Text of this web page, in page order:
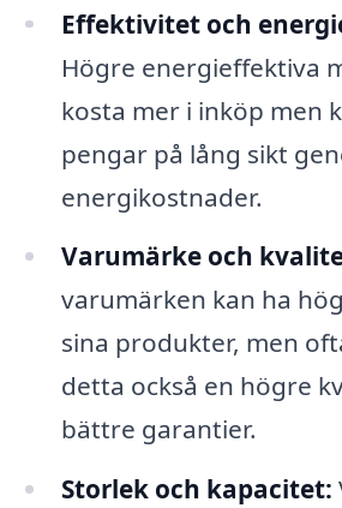
Effektivitet och
Högre energieffektiva
kosta mer i inköp men
pengar på lång sikt
energikostnader.
Varumärke och
varumärken kan ha
sina produkter, men
detta också en högre
bättre garantier.
Storlek och kapacitet: